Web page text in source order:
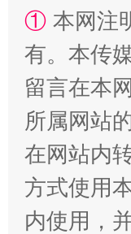
阿坝州三
① 本网注
有。本传
留言在本
所属网站
在网站内
方式使用
内使用，